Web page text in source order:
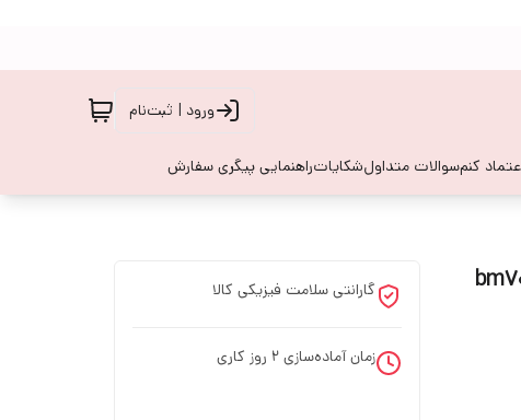
ورود | ثبت‌نام
کنمسوالات متداولشکایاتراهنمایی پیگری سفارش
گارانتی سلامت فیزیکی کالا
زمان آماده‌سازی 2 روز کاری